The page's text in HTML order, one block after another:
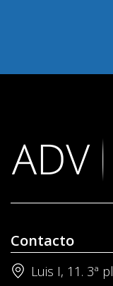
Contacto
Luis I, 11. 3ª